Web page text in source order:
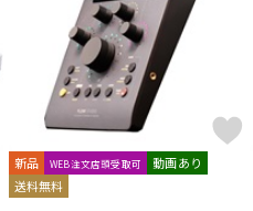
新品 WEB注文店頭受取可
動画あり
送料無料